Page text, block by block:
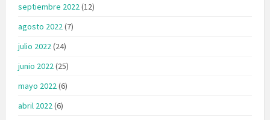
septiembre 2022(12)
agosto 2022(7)
julio 2022(24)
junio 2022(25)
mayo 2022(6)
abril 2022(6)